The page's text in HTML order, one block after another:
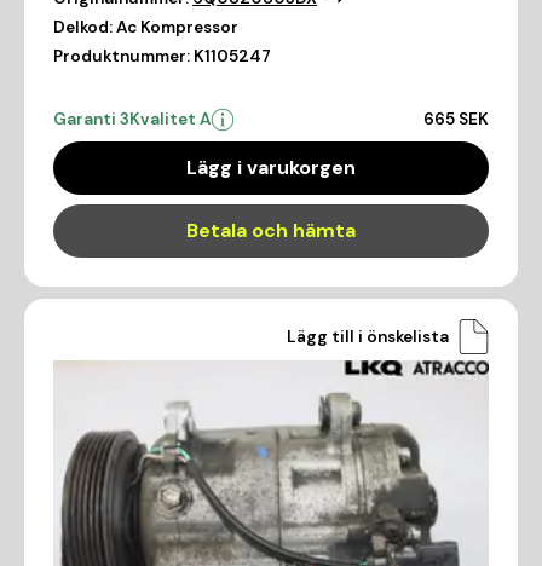
Delkod:Ac Kompressor
Produktnummer: K1105247
Garanti 3Kvalitet A 665 SEK
Lägg i varukorgen
Betala och hämta
Lägg till i önskelista